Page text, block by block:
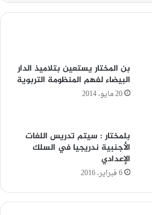
بن المختار يستعين بتلاميذ الدار
البيضاء لفهم المنظومة التربوية
20 مايو، 2014
بلمختار : سيتم تدريس اللغات
الأجنبية ندريجيا في السلك
الإعدادي
6 فبراير، 2016